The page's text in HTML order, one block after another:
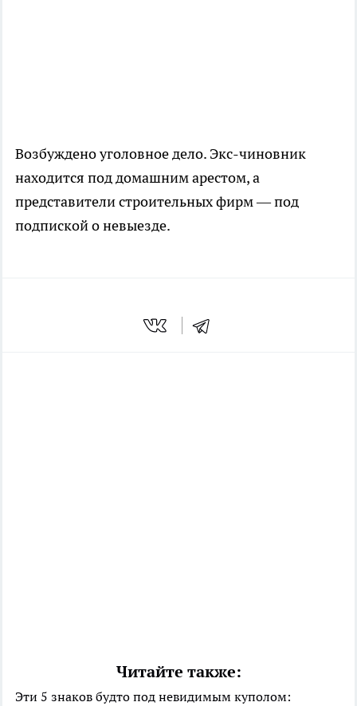
Возбуждено уголовное дело. Экс-чиновник
находится под домашним арестом, а
представители строительных фирм — под
подпиской о невыезде.
Читайте также:
Эти 5 знаков будто под невидимым куполом: